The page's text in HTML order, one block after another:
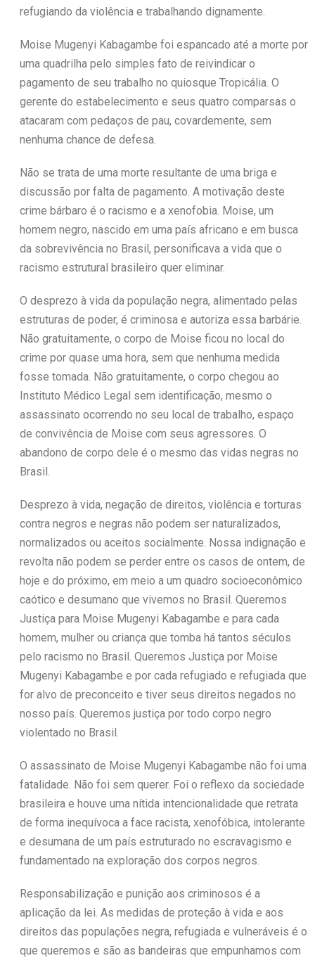
refugiando da violência e trabalhando dignamente.
Moise Mugenyi Kabagambe foi espancado até a morte por
uma quadrilha pelo simples fato de reivindicar o
pagamento de seu trabalho no quiosque Tropicália. O
gerente do estabelecimento e seus quatro comparsas o
atacaram com pedaços de pau, covardemente, sem
nenhuma chance de defesa.
Não se trata de uma morte resultante de uma briga e
discussão por falta de pagamento. A motivação deste
crime bárbaro é o racismo e a xenofobia. Moise, um
homem negro, nascido em uma país africano e em busca
da sobrevivência no Brasil, personificava a vida que o
racismo estrutural brasileiro quer eliminar.
O desprezo à vida da população negra, alimentado pelas
estruturas de poder, é criminosa e autoriza essa barbárie.
Não gratuitamente, o corpo de Moise ficou no local do
crime por quase uma hora, sem que nenhuma medida
fosse tomada. Não gratuitamente, o corpo chegou ao
Instituto Médico Legal sem identificação, mesmo o
assassinato ocorrendo no seu local de trabalho, espaço
de convivência de Moise com seus agressores. O
abandono de corpo dele é o mesmo das vidas negras no
Brasil.
Desprezo à vida, negação de direitos, violência e torturas
contra negros e negras não podem ser naturalizados,
normalizados ou aceitos socialmente. Nossa indignação e
revolta não podem se perder entre os casos de ontem, de
hoje e do próximo, em meio a um quadro socioeconômico
caótico e desumano que vivemos no Brasil. Queremos
Justiça para Moise Mugenyi Kabagambe e para cada
homem, mulher ou criança que tomba há tantos séculos
pelo racismo no Brasil. Queremos Justiça por Moise
Mugenyi Kabagambe e por cada refugiado e refugiada que
for alvo de preconceito e tiver seus direitos negados no
nosso país. Queremos justiça por todo corpo negro
violentado no Brasil.
O assassinato de Moise Mugenyi Kabagambe não foi uma
fatalidade. Não foi sem querer. Foi o reflexo da sociedade
brasileira e houve uma nítida intencionalidade que retrata
de forma inequívoca a face racista, xenofóbica, intolerante
e desumana de um país estruturado no escravagismo e
fundamentado na exploração dos corpos negros.
Responsabilização e punição aos criminosos é a
aplicação da lei. As medidas de proteção à vida e aos
direitos das populações negra, refugiada e vulneráveis é o
que queremos e são as bandeiras que empunhamos com